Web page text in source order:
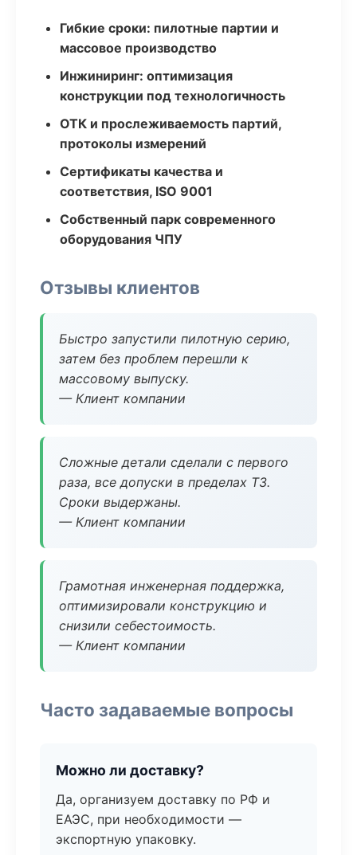
Гибкие сроки: пилотные партии и
массовое производство
Инжиниринг: оптимизация
конструкции под технологичность
ОТК и прослеживаемость партий,
протоколы измерений
Сертификаты качества и
соответствия, ISO 9001
Собственный парк современного
оборудования ЧПУ
Отзывы клиентов
Быстро запустили пилотную серию,
затем без проблем перешли к
массовому выпуску.
— Клиент компании
Сложные детали сделали с первого
раза, все допуски в пределах ТЗ.
Сроки выдержаны.
— Клиент компании
Грамотная инженерная поддержка,
оптимизировали конструкцию и
снизили себестоимость.
— Клиент компании
Часто задаваемые вопросы
Можно ли доставку?
Да, организуем доставку по РФ и
ЕАЭС, при необходимости —
экспортную упаковку.